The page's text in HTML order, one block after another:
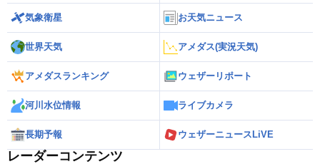
気象衛星 お天気ニュース
世界天気 アメダス(実況天気)
アメダスランキング ウェザーリポート
河川水位情報 ライブカメラ
長期予報 ウェザーニュースLiVE
レーダーコンテンツ